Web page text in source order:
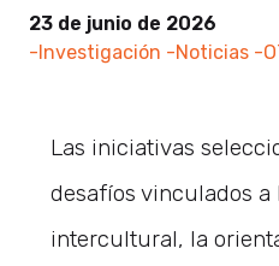
23 de junio de 2026
-Investigación -Noticias -
Las iniciativas
desafíos vinculados a
intercultural, la